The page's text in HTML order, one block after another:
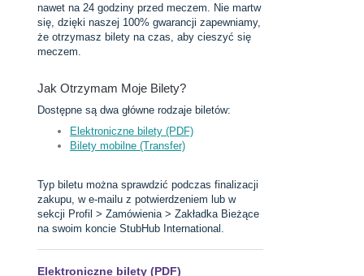
nawet na 24 godziny przed meczem. Nie martw
się, dzięki naszej 100% gwarancji zapewniamy,
że otrzymasz bilety na czas, aby cieszyć się
meczem.
Jak Otrzymam Moje Bilety?
Dostępne są dwa główne rodzaje biletów:
Elektroniczne bilety (PDF)
Bilety mobilne (Transfer)
Typ biletu można sprawdzić podczas finalizacji
zakupu, w e-mailu z potwierdzeniem lub w
sekcji Profil > Zamówienia > Zakładka Bieżące
na swoim koncie StubHub International.
Elektroniczne bilety (PDF)